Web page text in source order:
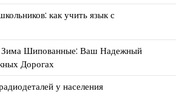
как учить язык с
Шипованные: Ваш Надежный
Дорогах
у населения